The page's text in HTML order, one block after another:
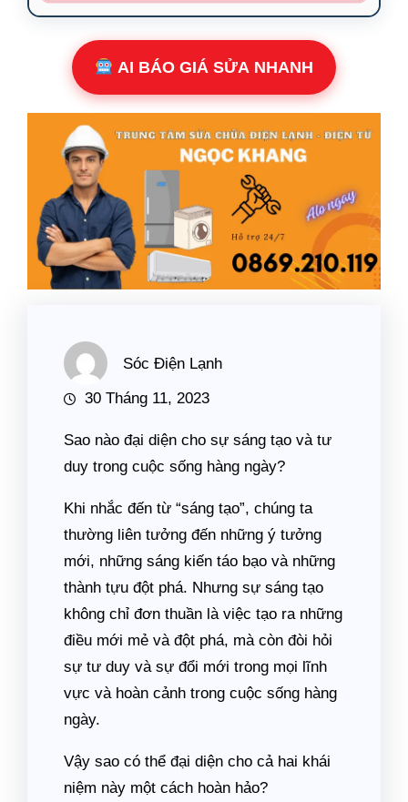
AI BÁO GIÁ SỬA NHANH
Sóc Điện Lạnh
30 Tháng 11, 2023
Sao nào đại diện cho sự sáng tạo và tư
duy trong cuộc sống hàng ngày?
Khi nhắc đến từ “sáng tạo”, chúng ta
thường liên tưởng đến những ý tưởng
mới, những sáng kiến táo bạo và những
thành tựu đột phá. Nhưng sự sáng tạo
không chỉ đơn thuần là việc tạo ra những
điều mới mẻ và đột phá, mà còn đòi hỏi
sự tư duy và sự đổi mới trong mọi lĩnh
vực và hoàn cảnh trong cuộc sống hàng
ngày.
Vậy sao có thể đại diện cho cả hai khái
niệm này một cách hoàn hảo?